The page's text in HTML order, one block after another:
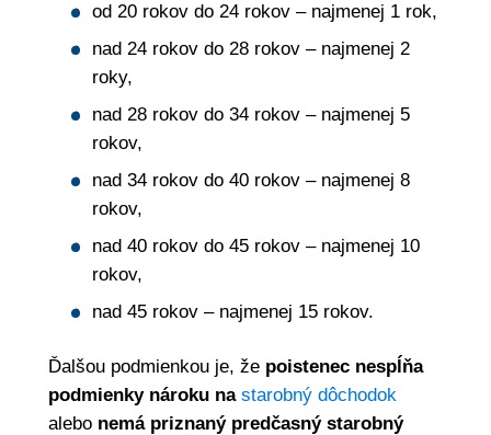
od 20 rokov do 24 rokov – najmenej 1 rok,
nad 24 rokov do 28 rokov – najmenej 2
roky,
nad 28 rokov do 34 rokov – najmenej 5
rokov,
nad 34 rokov do 40 rokov – najmenej 8
rokov,
nad 40 rokov do 45 rokov – najmenej 10
rokov,
nad 45 rokov – najmenej 15 rokov.
Ďalšou podmienkou je, žepoistenec nespĺňa
podmienky nároku na starobný dôchodok
alebo nemá priznaný predčasný starobný